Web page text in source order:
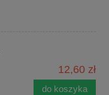
12,60 zł
do koszyka